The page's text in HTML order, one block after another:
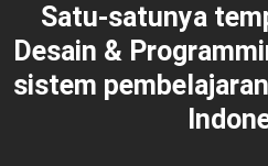
Satu-satunya
Desain &
sistem pembelajaran